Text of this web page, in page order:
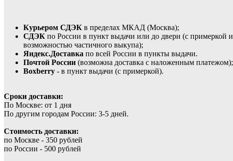
Курьером СДЭК в пределах МКАД (Москва);
СДЭК по России в пункт выдачи или до двери (с примеркой и
возможностью частичного выкупа);
Яндекс.Доставка по всей России в пункты выдачи.
Почтой России (возможна доставка с наложенным платежом);
Boxberry - в пункт выдачи (с примеркой).
Сроки доставки:
По Москве: от 1 дня
По другим городам России: 3-5 дней.
Стоимость доставки:
по Москве - 350 рублей
по России - 500 рублей